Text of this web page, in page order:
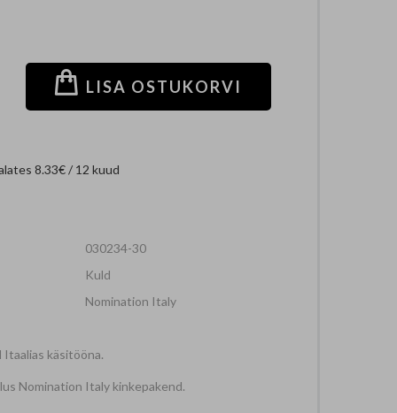
LISA OSTUKORVI
8.33€ / 12 kuud
030234-30
Kuld
Nomination Italy
käsitööna.
Nomination Italy kinkepakend.